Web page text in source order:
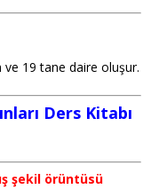
ve 19 tane daire oluşur.
Ders Kitabı
şekil örüntüsü